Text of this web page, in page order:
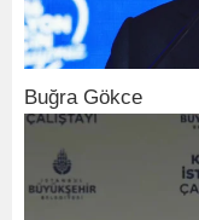
Buğra Gökce